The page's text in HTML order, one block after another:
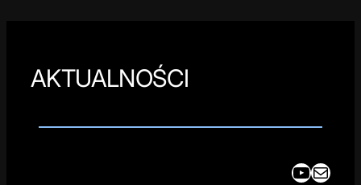
AKTUALNOŚCI
YouTube Mail